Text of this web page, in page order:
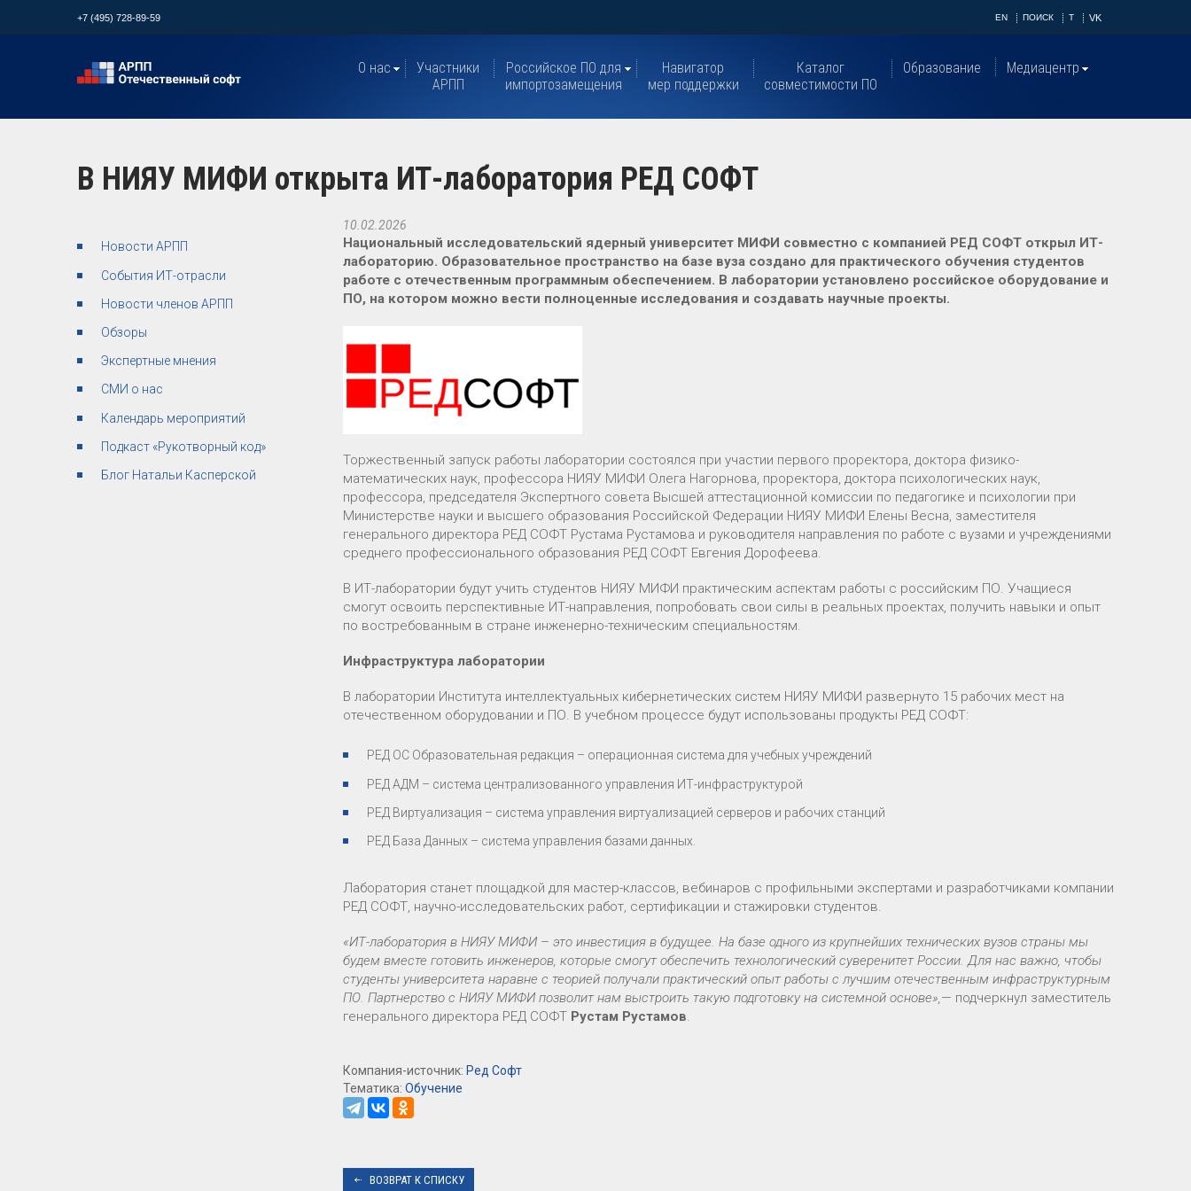
+7 (495) 728-89-59 EN ПОИСК T VK
О нас
Участники
АРПП
Российское ПО для
импортозамещения
Навигатор
мер поддержки
Каталог
совместимости ПО
Образование Медиацентр
В НИЯУ МИФИ открыта ИТ-лаборатория РЕД СОФТ
Новости АРПП
События ИТ-отрасли
Новости членов АРПП
Обзоры
Экспертные мнения
СМИ о нас
Календарь мероприятий
Подкаст «Рукотворный код»
Блог Натальи Касперской
10.02.2026
Национальный исследовательский ядерный университет МИФИ совместно с компанией РЕД СОФТ открыл ИТ-
лабораторию. Образовательное пространство на базе вуза создано для практического обучения студентов
работе с отечественным программным обеспечением. В лаборатории установлено российское оборудование и
ПО, на котором можно вести полноценные исследования и создавать научные проекты.
Торжественный запуск работы лаборатории состоялся при участии первого проректора, доктора физико-
математических наук, профессора НИЯУ МИФИ Олега Нагорнова, проректора, доктора психологических наук,
профессора, председателя Экспертного совета Высшей аттестационной комиссии по педагогике и психологии при
Министерстве науки и высшего образования Российской Федерации НИЯУ МИФИ Елены Весна, заместителя
генерального директора РЕД СОФТ Рустама Рустамова и руководителя направления по работе с вузами и учреждениями
среднего профессионального образования РЕД СОФТ Евгения Дорофеева.
В ИТ-лаборатории будут учить студентов НИЯУ МИФИ практическим аспектам работы с российским ПО. Учащиеся
смогут освоить перспективные ИТ-направления, попробовать свои силы в реальных проектах, получить навыки и опыт
по востребованным в стране инженерно-техническим специальностям.
Инфраструктура лаборатории
В лаборатории Института интеллектуальных кибернетических систем НИЯУ МИФИ развернуто 15 рабочих мест на
отечественном оборудовании и ПО. В учебном процессе будут использованы продукты РЕД СОФТ:
РЕД ОС Образовательная редакция – операционная система для учебных учреждений
РЕД АДМ – система централизованного управления ИТ-инфраструктурой
РЕД Виртуализация – система управления виртуализацией серверов и рабочих станций
РЕД База Данных – система управления базами данных.
Лаборатория станет площадкой для мастер-классов, вебинаров с профильными экспертами и разработчиками компании
РЕД СОФТ, научно-исследовательских работ, сертификации и стажировки студентов.
«ИТ-лаборатория в НИЯУ МИФИ – это инвестиция в будущее. На базе одного из крупнейших технических вузов страны мы
будем вместе готовить инженеров, которые смогут обеспечить технологический суверенитет России. Для нас важно, чтобы
студенты университета наравне с теорией получали практический опыт работы с лучшим отечественным инфраструктурным
ПО. Партнерство с НИЯУ МИФИ позволит нам выстроить такую подготовку на системной основе»,— подчеркнул заместитель
генерального директора РЕД СОФТ Рустам Рустамов.
Компания-источник: Ред Софт
Тематика: Обучение
ВОЗВРАТ К СПИСКУ